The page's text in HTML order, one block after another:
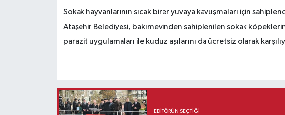
Sokak hayvanlarının sıcak birer yuvaya kavuşmaları için
Ataşehir Belediyesi, bakımevinden sahiplenilen sokak
parazit uygulamaları ile kuduz aşılarını da ücretsiz olarak
EDITÖRÜN SEÇTIĞI